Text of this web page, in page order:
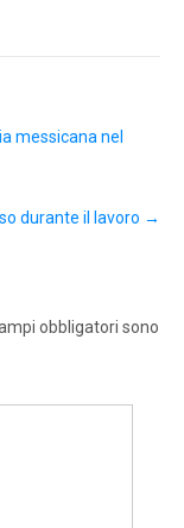
messicana nel
durante il lavoro →
obbligatori sono